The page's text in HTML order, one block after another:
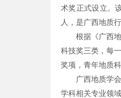
术奖正式设立。
人，是广西地质
根据《广西
科技奖三类，每
奖项，青年地质
广西地质学
学科相关专业领